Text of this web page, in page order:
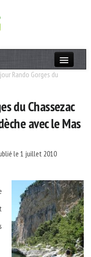
Rando Gorges du
du Chassezac
avec le Mas
le 1 juillet 2010